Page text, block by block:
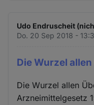
Udo Endruscheit
Do. 20 Sep 2018 -
Die Wurzel
Die Wurzel allen
Arzneimittelgesetz